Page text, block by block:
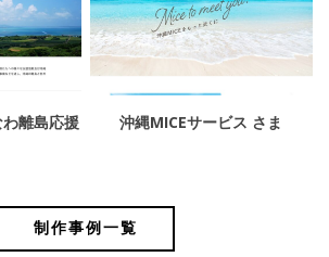
離島応援
沖縄MICEサービス さま
制作事例一覧